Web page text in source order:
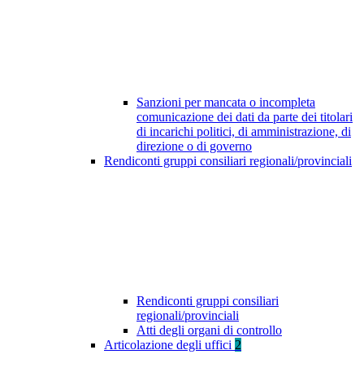
Sanzioni per mancata o incompleta
comunicazione dei dati da parte dei titolari
di incarichi politici, di amministrazione, di
direzione o di governo
Rendiconti gruppi consiliari regionali/provinciali
Rendiconti gruppi consiliari
regionali/provinciali
Atti degli organi di controllo
Articolazione degli uffici 2